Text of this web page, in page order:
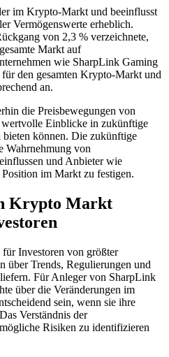
im Krypto-Markt und beeinflusst
Vermögenswerte erheblich.
von 2,3 % verzeichnete,
Markt auf
wie SharpLink Gaming
den gesamten Krypto-Markt und
an.
die Preisbewegungen von
Einblicke in zukünftige
bieten können. Die zukünftige
Wahrnehmung von
und Anbieter wie
im Markt zu festigen.
Krypto Markt
Investoren von größter
über Trends, Regulierungen und
Für Anleger von SharpLink
über die Veränderungen im
sein, wenn sie ihre
Verständnis der
Risiken zu identifizieren